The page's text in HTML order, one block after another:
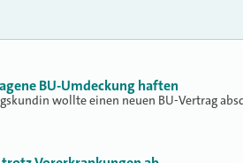
BU-Umdeckung haften
wollte einen neuen BU-Vertrag